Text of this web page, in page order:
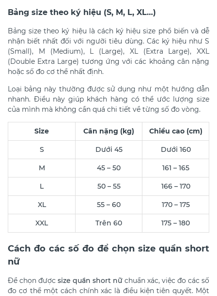
Bảng size theo ký hiệu (S, M, L, XL…)
Bảng size theo ký hiệu là cách ký hiệu size phổ biến và dễ
nhận biết nhất đối với người tiêu dùng. Các ký hiệu như S
(Small), M (Medium), L (Large), XL (Extra Large), XXL
(Double Extra Large) tương ứng với các khoảng cân nặng
hoặc số đo cơ thể nhất định.
Loại bảng này thường được sử dụng như một hướng dẫn
nhanh. Điều này giúp khách hàng có thể ước lượng size
của mình mà không cần quá chi tiết về từng số đo vòng.
Size Cân nặng (kg) Chiều cao (cm)
S Dưới 45 Dưới 160
M 45 – 50 161 – 165
L 50 – 55 166 – 170
XL 55 – 60 170 – 175
XXL Trên 60 175 – 180
Cách đo các số đo để chọn size quần short
nữ
Để chọn được size quần short nữ chuẩn xác, việc đo các số
đo cơ thể một cách chính xác là điều kiện tiên quyết. Một